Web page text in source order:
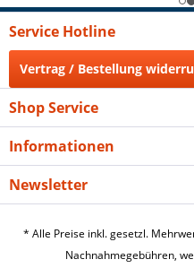
Service Hotline
Vertrag / Bestellung
Shop Service
Informationen
Newsletter
* Alle Preise inkl. gesetzl.
Nachnahmegebühren,